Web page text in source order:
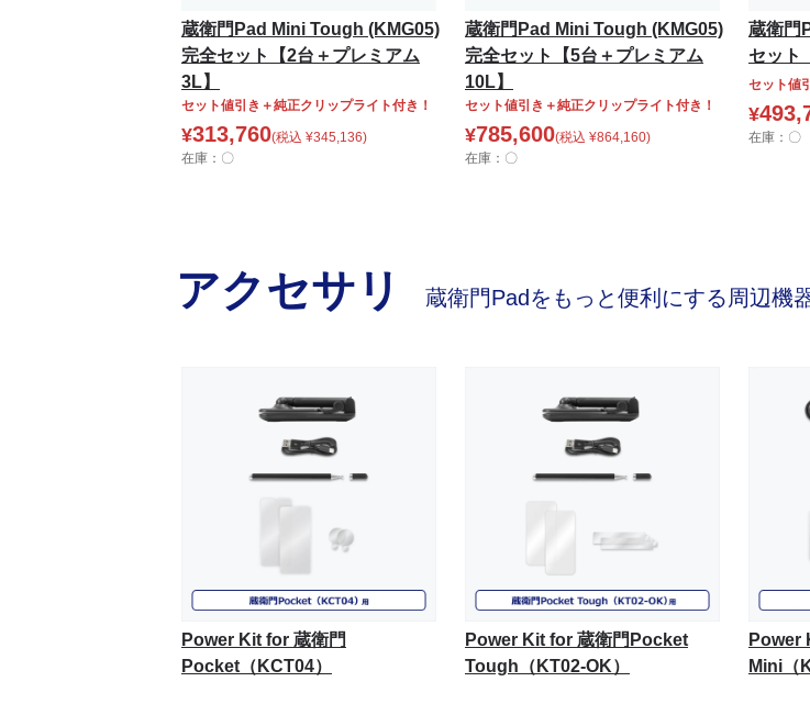
蔵衛門Pad Mini Tough (KMG05)
完全セット【2台＋プレミアム
3L】
セット値引き＋純正クリップライト付き！
¥313,760(税込 ¥345,136)
在庫：〇
蔵衛門Pad Mini Tough (KMG05)
完全セット【5台＋プレミアム
10L】
セット値引き＋純正クリップライト付き！
¥785,600(税込 ¥864,160)
在庫：〇
蔵衛門
セット
セット値
¥
在庫：〇
アクセサリ 蔵衛門Padをもっと便利にする周辺機
Power Kit for 蔵衛門
Pocket（KCT04）
Power Kit for 蔵衛門Pocket
Tough（KT02-OK）
Power
Mini（